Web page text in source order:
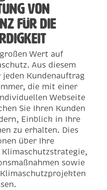
von
für die
Wert auf
Aus diesem
Kundenauftrag
die mit einer
Webseite
Sie Ihren Kunden
Einblick in Ihre
zu erhalten. Dies
über Ihre
Klimaschutzstrategie,
sowie